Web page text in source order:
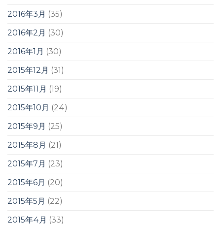
2016年3月 (35)
2016年2月 (30)
2016年1月 (30)
2015年12月 (31)
2015年11月 (19)
2015年10月 (24)
2015年9月 (25)
2015年8月 (21)
2015年7月 (23)
2015年6月 (20)
2015年5月 (22)
2015年4月 (33)